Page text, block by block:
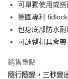
悠遊付
Google Pay
可單獨使用或搭
德國專利
包身底部防水
可調整扣具背帶
銷售重點
隨行隨變，三秒變